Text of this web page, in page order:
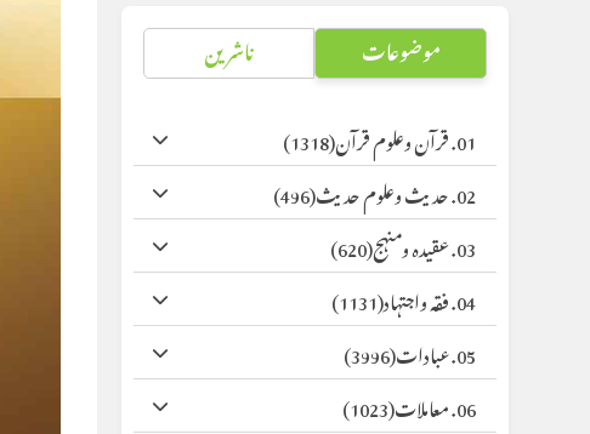
موضوعات ناشرین
01. قرآن وعلوم قرآن
(1318)
02. حدیث وعلوم حدیث
(496)
03. عقیدہ ومنہج
(620)
04. فقہ واجتہاد
(1131)
05. عبادات
(3996)
06. معاملات
(1023)